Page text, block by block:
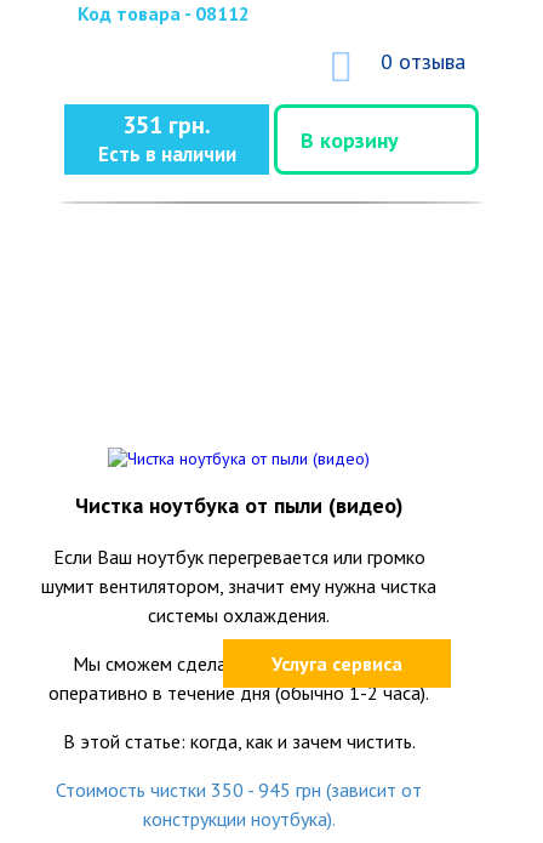
Код товара - 08112
0 отзыва
351 грн.
Есть в наличии
В корзину
Услуга сервиса
Чистка ноутбука от пыли (видео)
Если Ваш ноутбук перегревается или громко
шумит вентилятором, значит ему нужна чистка
системы охлаждения.
Мы сможем сделать это качественно и
оперативно в течение дня (обычно 1-2 часа).
В этой статье: когда, как и зачем чистить.
Стоимость чистки 350 - 945 грн (зависит от
конструкции ноутбука).